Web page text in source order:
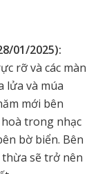
01/2025):
rỡ và các màn
lửa và múa
mới bên
trong nhạc
bờ biển. Bên
sẽ trở nên